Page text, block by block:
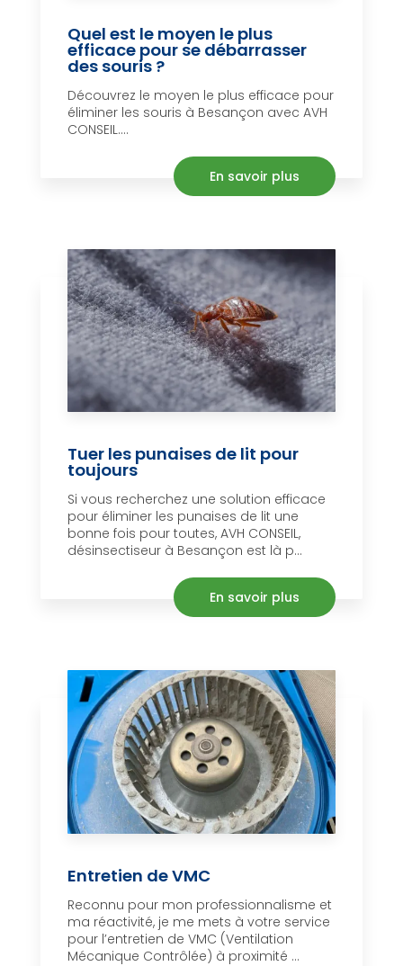
Quel est le moyen le plus
efficace pour se débarrasser
des souris ?
Découvrez le moyen le plus efficace pour
éliminer les souris à Besançon avec AVH
CONSEIL....
En savoir plus
Tuer les punaises de lit pour
toujours
Si vous recherchez une solution efficace
pour éliminer les punaises de lit une
bonne fois pour toutes, AVH CONSEIL,
désinsectiseur à Besançon est là p...
En savoir plus
Entretien de VMC
Reconnu pour mon professionnalisme et
ma réactivité, je me mets à votre service
pour l’entretien de VMC (Ventilation
Mécanique Contrôlée) à proximité ...